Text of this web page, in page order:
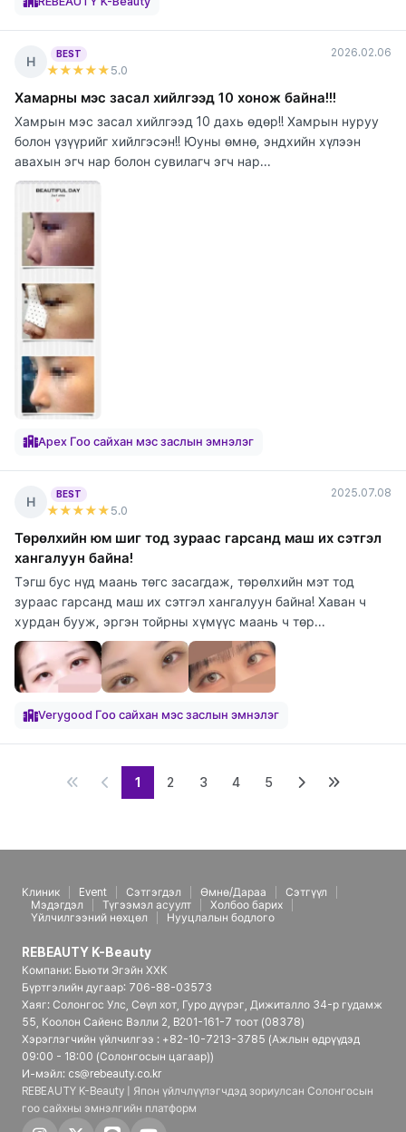
Н
BEST
★★★★★ 5.0
2026.02.06
Хамарны мэс засал хийлгээд 10 хонож байна!!!
Хамрын мэс засал хийлгээд 10 дахь өдөр!! Хамрын нуруу
болон үзүүрийг хийлгэсэн!! Юуны өмнө, эндхийн хүлээн
авахын эгч нар болон сувилагч эгч нар...
Apex Гоо сайхан мэс заслын эмнэлэг
Н
BEST
★★★★★ 5.0
2025.07.08
Төрөлхийн юм шиг тод зураас гарсанд маш их сэтгэл
хангалуун байна!
Тэгш бус нүд маань төгс засагдаж, төрөлхийн мэт тод
зураас гарсанд маш их сэтгэл хангалуун байна! Хаван ч
хурдан бууж, эргэн тойрны хүмүүс маань ч төр...
Verygood Гоо сайхан мэс заслын эмнэлэг
1 2 3 4 5
Клиник Event Сэтгэгдэл Өмнө/Дараа
Сэтгүүл
Мэдэгдэл
Түгээмэл асуулт
Холбоо барих
Үйлчилгээний нөхцөл
Нууцлалын бодлого
REBEAUTY K-Beauty
Компани: Бьюти Эгэйн ХХК
Бүртгэлийн дугаар: 706-88-03573
Хаяг: Солонгос Улс, Сөүл хот, Гуро дүүрэг, Дижиталло 34-р гудамж
55, Коолон Сайенс Вэлли 2, B201-161-7 тоот (08378)
Хэрэглэгчийн үйлчилгээ : +82-10-7213-3785 (Ажлын өдрүүдэд
09:00 - 18:00 (Солонгосын цагаар))
И-мэйл: cs@rebeauty.co.kr
REBEAUTY K-Beauty | Япон үйлчлүүлэгчдэд зориулсан Солонгосын
гоо сайхны эмнэлгийн платформ